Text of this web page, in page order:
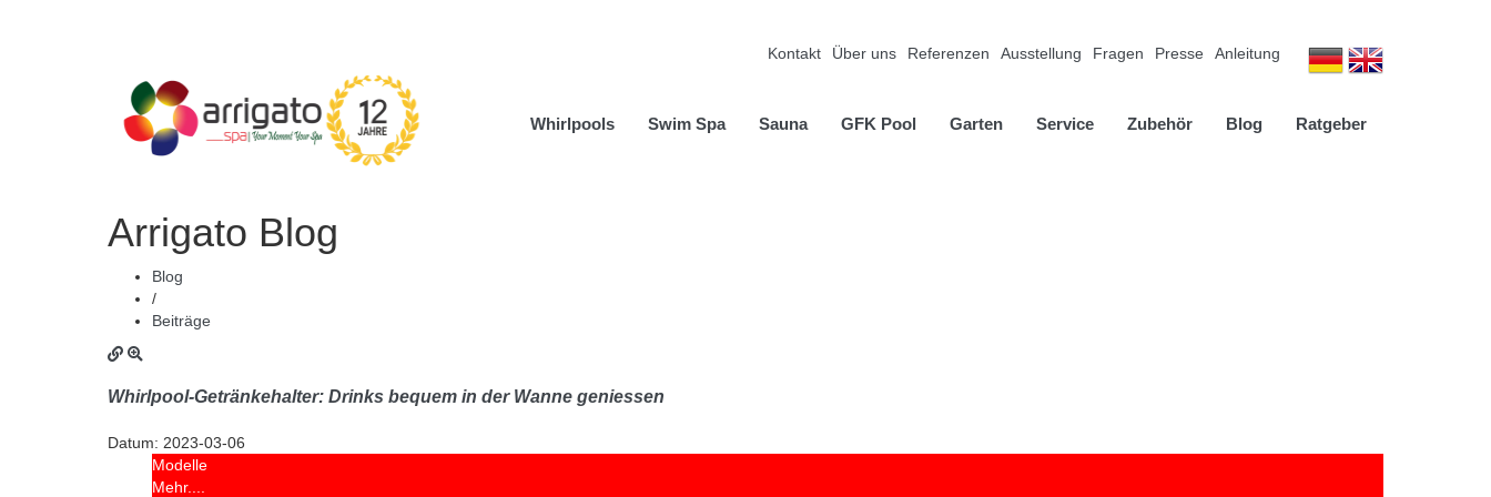
Whirlpools Swim Spa Sauna GFK Pool Garten Service Zubehör Blog Ratgeber
Kontakt Über uns Referenzen Ausstellung Fragen Presse Anleitung
Arrigato Blog
Blog
/
Beiträge
Whirlpool-Getränkehalter: Drinks bequem in der Wanne geniessen
Datum: 2023-03-06
Modelle
Mehr....